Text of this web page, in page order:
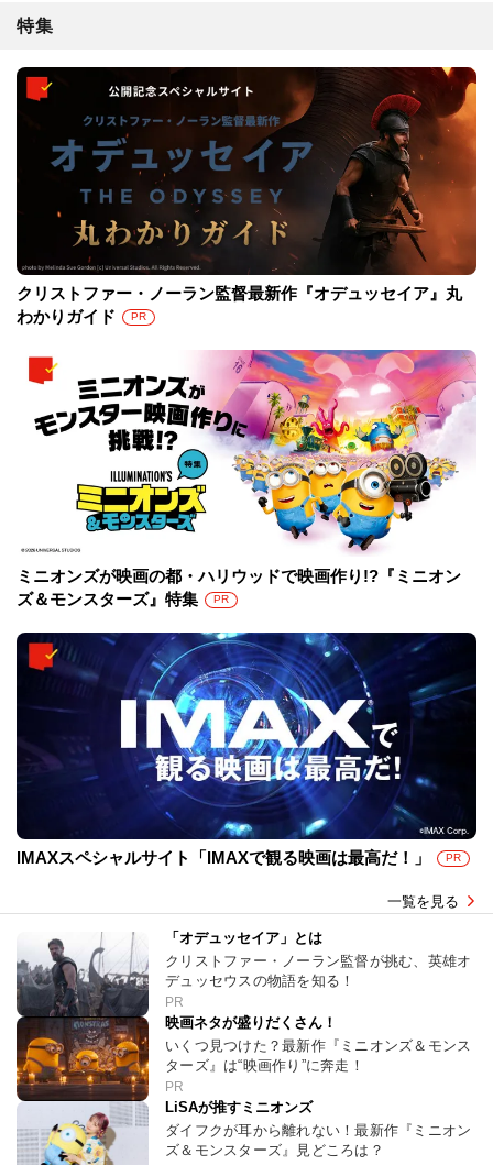
特集
クリストファー・ノーラン監督最新作『オデュッセイア』丸
わかりガイド
PR
ミニオンズが映画の都・ハリウッドで映画作り!?『ミニオン
ズ＆モンスターズ』特集
PR
IMAXスペシャルサイト「IMAXで観る映画は最高だ！」 PR
一覧を見る
「オデュッセイア」とは
クリストファー・ノーラン監督が挑む、英雄オ
デュッセウスの物語を知る！
PR
映画ネタが盛りだくさん！
いくつ見つけた？最新作『ミニオンズ＆モンス
ターズ』は“映画作り”に奔走！
PR
LiSAが推すミニオンズ
ダイフクが耳から離れない！最新作『ミニオン
ズ＆モンスターズ』見どころは？